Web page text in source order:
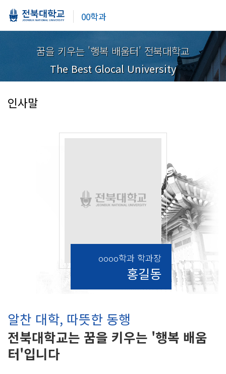
00학과
꿈을 키우는 '행복 배움터' 전북대학교
The Best Glocal University
인사말
oooo학과 학과장
홍길동
알찬 대학, 따뜻한 동행
전북대학교는 꿈을 키우는 '행복 배움
터'입니다